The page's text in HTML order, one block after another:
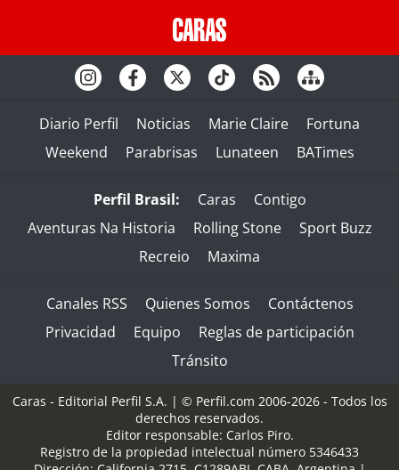
Diario Perfil Noticias Marie Claire
Fortuna
Weekend
Parabrisas Lunateen BATimes
Perfil Brasil: Caras
Contigo
Aventuras Na Historia
Rolling Stone
Sport Buzz
Recreio
Maxima
Canales RSS Quienes Somos
Contáctenos
Privacidad
Equipo
Reglas de participación
Tránsito
Caras - Editorial Perfil S.A. | © Perfil.com 2006-2026 - Todos los
derechos reservados.
Editor responsable: Carlos Piro.
Registro de la propiedad intelectual número 5346433